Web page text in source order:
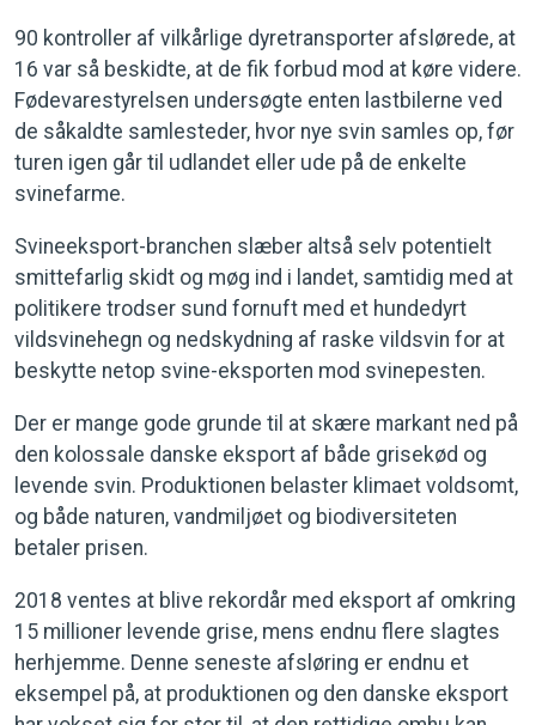
90 kontroller af vilkårlige dyretransporter afslørede, at
16 var så beskidte, at de fik forbud mod at køre videre.
Fødevarestyrelsen undersøgte enten lastbilerne ved
de såkaldte samlesteder, hvor nye svin samles op, før
turen igen går til udlandet eller ude på de enkelte
svinefarme.
Svineeksport-branchen slæber altså selv potentielt
smittefarlig skidt og møg ind i landet, samtidig med at
politikere trodser sund fornuft med et hundedyrt
vildsvinehegn og nedskydning af raske vildsvin for at
beskytte netop svine-eksporten mod svinepesten.
Der er mange gode grunde til at skære markant ned på
den kolossale danske eksport af både grisekød og
levende svin. Produktionen belaster klimaet voldsomt,
og både naturen, vandmiljøet og biodiversiteten
betaler prisen.
2018 ventes at blive rekordår med eksport af omkring
15 millioner levende grise, mens endnu flere slagtes
herhjemme. Denne seneste afsløring er endnu et
eksempel på, at produktionen og den danske eksport